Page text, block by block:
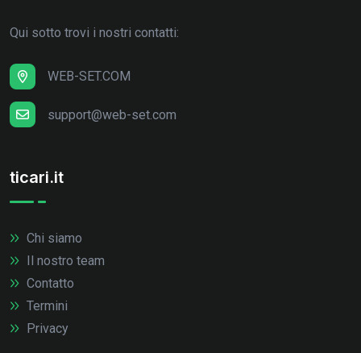
Qui sotto trovi i nostri contatti:
WEB-SET.COM
support@web-set.com
ticari.it
Chi siamo
Il nostro team
Contatto
Termini
Privacy